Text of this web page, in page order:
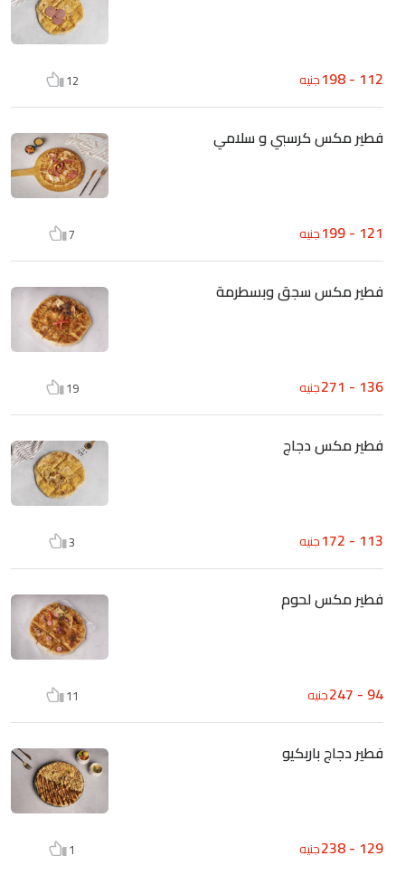
112 - 198 جنيه 12
فطير مكس كرسبي و سلامي
121 - 199 جنيه 7
فطير مكس سجق وبسطرمة
136 - 271 جنيه 19
فطير مكس دجاج
113 - 172 جنيه 3
فطير مكس لحوم
94 - 247 جنيه 11
فطير دجاج باربكيو
129 - 238 جنيه 1